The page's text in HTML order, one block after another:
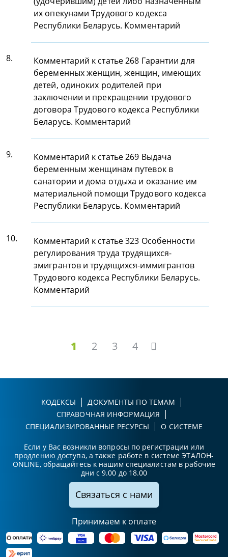
их опекунами Трудового кодекса
Республики Беларусь. Комментарий
8.
Комментарий к статье 268 Гарантии для
беременных женщин, женщин, имеющих
детей, одиноких родителей при
заключении и прекращении трудового
договора Трудового кодекса Республики
Беларусь. Комментарий
9.
Комментарий к статье 269 Выдача
беременным женщинам путевок в
санатории и дома отдыха и оказание им
материальной помощи Трудового кодекса
Республики Беларусь. Комментарий
10.
Комментарий к статье 323 Особенности
регулирования труда трудящихся-
эмигрантов и трудящихся-иммигрантов
Трудового кодекса Республики Беларусь.
Комментарий
1 2 3 4
КОДЕКСЫ
ДОКУМЕНТЫ ПО ТЕМАМ
СПРАВОЧНАЯ ИНФОРМАЦИЯ
СПЕЦИАЛИЗИРОВАННЫЕ РЕСУРСЫ
О СИСТЕМЕ
Если у Вас возникли вопросы по регистрации или
продлению доступа, а также работе в системе ЭТАЛОН-
ONLINE, обращайтесь к нашим специалистам в рабочие
дни с 9.00 до 18.00
Связаться с нами
Принимаем к оплате